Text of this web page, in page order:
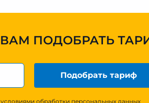
ПОДОБРАТЬ
Подобрать тариф
условиями обработки персональных данных